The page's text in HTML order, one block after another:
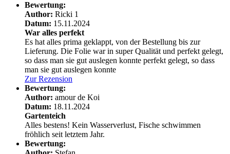
Bewertung:
Author: Ricki 1
Datum: 15.11.2024
War alles perfekt
Es hat alles prima geklappt, von der Bestellung bis zur
Lieferung. Die Folie war in super Qualität und perfekt gelegt,
so dass man sie gut auslegen konnte perfekt gelegt, so dass
man sie gut auslegen konnte
Zur Rezension
Bewertung:
Author: amour de Koi
Datum: 18.11.2024
Gartenteich
Alles bestens! Kein Wasserverlust, Fische schwimmen
fröhlich seit letztem Jahr.
Bewertung: